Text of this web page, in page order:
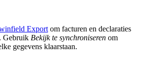
Export om facturen en declaraties
Gebruik Bekijk te synchroniseren om
gegevens klaarstaan.